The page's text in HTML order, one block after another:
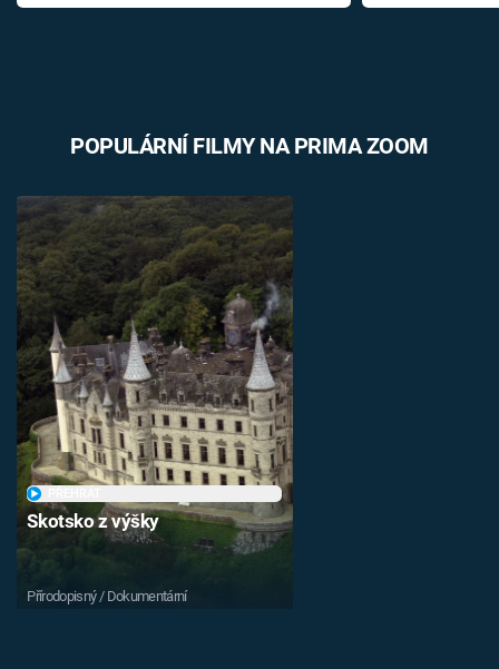
POPULÁRNÍ FILMY NA PRIMA ZOOM
Skotsko z výšky
Přírodopisný / Dokumentární